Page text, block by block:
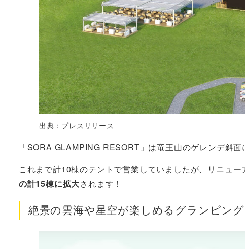
出典：プレスリリース
「SORA GLAMPING RESORT」は竜王山のゲレンデ斜面
これまで計10棟のテントで営業していましたが、リニュー
の計15棟に拡大されます！
絶景の雲海や星空が楽しめるグランピング